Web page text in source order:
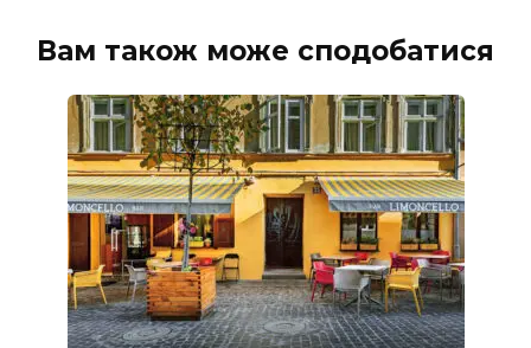
Вам також може сподобатися